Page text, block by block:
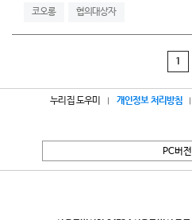
코오롱 협의대상자
1
누리집 도우미 개인정보 처리방침
PC버전